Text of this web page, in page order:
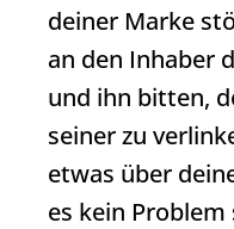
deiner Marke
an den Inhaber
und ihn bitten,
seiner zu
etwas über
es kein